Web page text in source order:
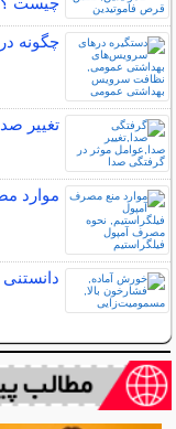
چگونه
تغییر
موارد
دانستنی